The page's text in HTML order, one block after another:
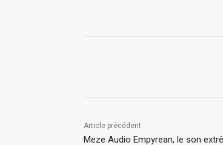
Article précédent
Meze Audio Empyrean, le son